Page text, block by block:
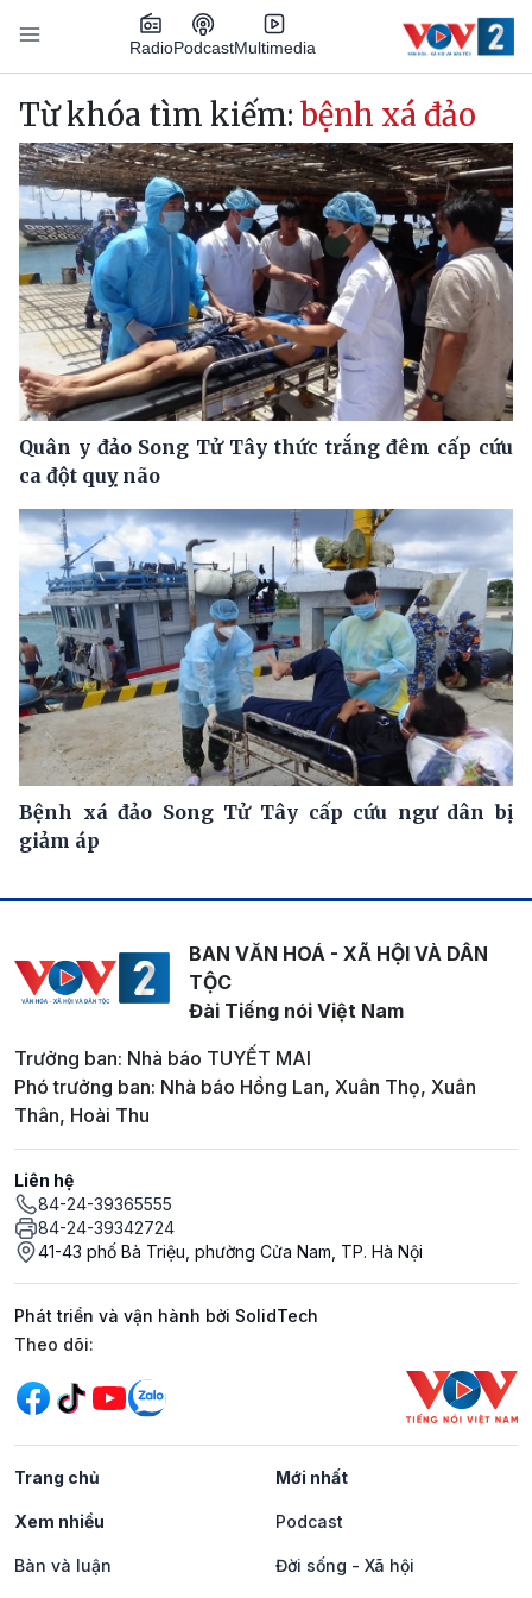
Nhảy đến nội dung
RadioPodcastMultimedia
Main navigation
Từ khóa tìm kiếm: bệnh xá đảo
Quân y đảo Song Tử Tây thức trắng đêm cấp cứu
ca đột quỵ não
Bệnh xá đảo Song Tử Tây cấp cứu ngư dân bị
giảm áp
BAN VĂN HOÁ - XÃ HỘI VÀ DÂN
TỘC
Đài Tiếng nói Việt Nam
Trưởng ban: Nhà báo TUYẾT MAI
Phó trưởng ban: Nhà báo Hồng Lan, Xuân Thọ, Xuân
Thân, Hoài Thu
Liên hệ
84-24-39365555
84-24-39342724
41-43 phố Bà Triệu, phường Cửa Nam, TP. Hà Nội
Phát triển và vận hành bởi SolidTech
Mạng xã hội
Theo dõi:
Trang chủ Mới nhất
Xem nhiều Podcast
Bàn và luận Đời sống - Xã hội